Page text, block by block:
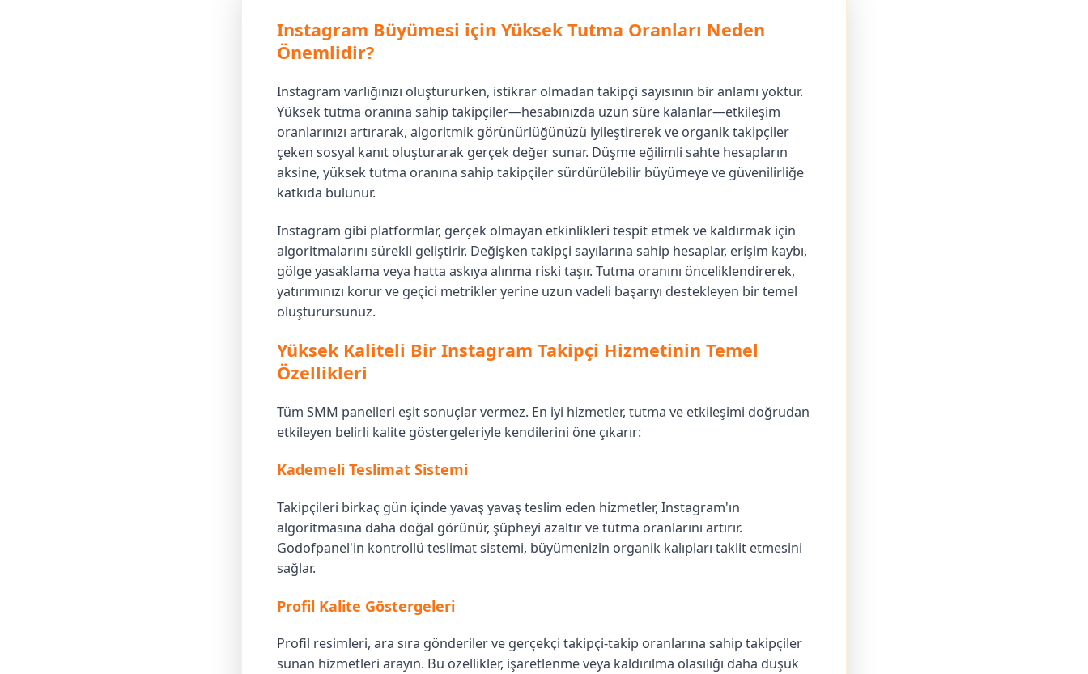
Instagram Büyümesi için Yüksek Tutma Oranları Neden
Önemlidir?
Instagram varlığınızı oluştururken, istikrar olmadan takipçi sayısının bir anlamı yoktur.
Yüksek tutma oranına sahip takipçiler—hesabınızda uzun süre kalanlar—etkileşim
oranlarınızı artırarak, algoritmik görünürlüğünüzü iyileştirerek ve organik takipçiler
çeken sosyal kanıt oluşturarak gerçek değer sunar. Düşme eğilimli sahte hesapların
aksine, yüksek tutma oranına sahip takipçiler sürdürülebilir büyümeye ve güvenilirliğe
katkıda bulunur.
Instagram gibi platformlar, gerçek olmayan etkinlikleri tespit etmek ve kaldırmak için
algoritmalarını sürekli geliştirir. Değişken takipçi sayılarına sahip hesaplar, erişim kaybı,
gölge yasaklama veya hatta askıya alınma riski taşır. Tutma oranını önceliklendirerek,
yatırımınızı korur ve geçici metrikler yerine uzun vadeli başarıyı destekleyen bir temel
oluşturursunuz.
Yüksek Kaliteli Bir Instagram Takipçi Hizmetinin Temel
Özellikleri
Tüm SMM panelleri eşit sonuçlar vermez. En iyi hizmetler, tutma ve etkileşimi doğrudan
etkileyen belirli kalite göstergeleriyle kendilerini öne çıkarır:
Kademeli Teslimat Sistemi
Takipçileri birkaç gün içinde yavaş yavaş teslim eden hizmetler, Instagram'ın
algoritmasına daha doğal görünür, şüpheyi azaltır ve tutma oranlarını artırır.
Godofpanel'in kontrollü teslimat sistemi, büyümenizin organik kalıpları taklit etmesini
sağlar.
Profil Kalite Göstergeleri
Profil resimleri, ara sıra gönderiler ve gerçekçi takipçi-takip oranlarına sahip takipçiler
sunan hizmetleri arayın. Bu özellikler, işaretlenme veya kaldırılma olasılığı daha düşük